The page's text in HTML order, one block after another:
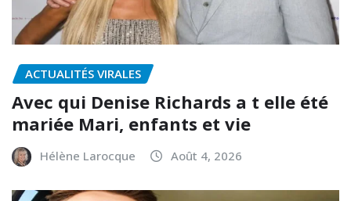
ACTUALITÉS VIRALES
Avec qui Denise Richards a t elle été
mariée Mari, enfants et vie
Hélène Larocque Août 4, 2026